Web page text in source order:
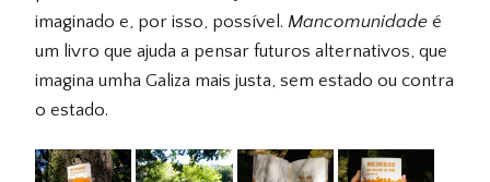
imaginado e, por isso, possível. Mancomunidade é
um livro que ajuda a pensar futuros alternativos, que
imagina umha Galiza mais justa, sem estado ou contra
o estado.